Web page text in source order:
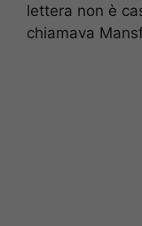
lettera non è
chiamava